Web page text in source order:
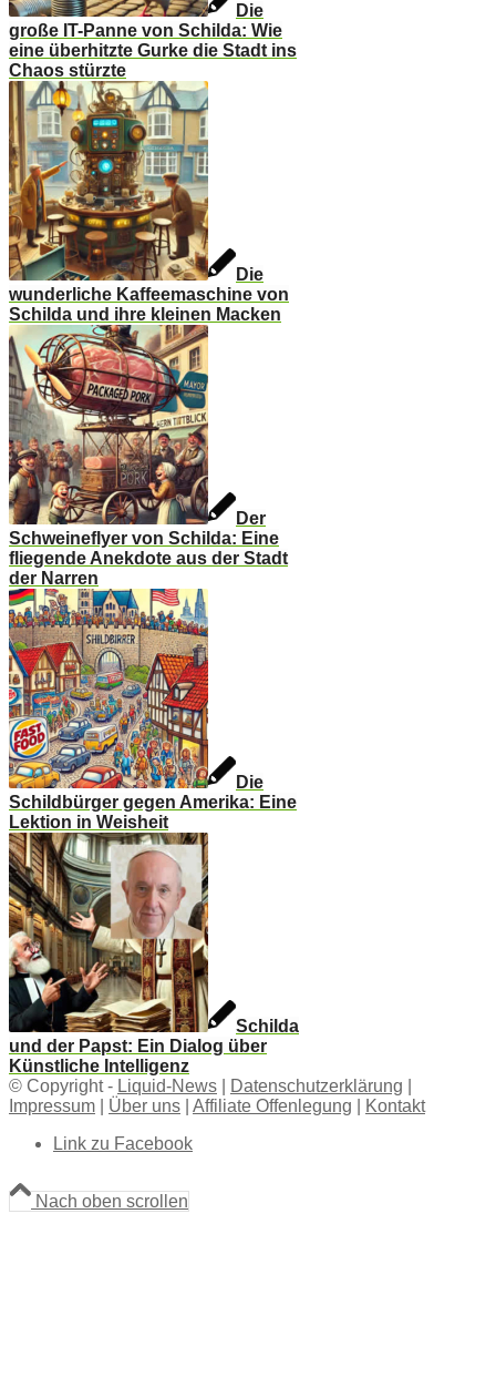
Die
große IT-Panne von Schilda: Wie
eine überhitzte Gurke die Stadt ins
Chaos stürzte
Die
wunderliche Kaffeemaschine von
Schilda und ihre kleinen Macken
Der
Schweineflyer von Schilda: Eine
fliegende Anekdote aus der Stadt
der Narren
Die
Schildbürger gegen Amerika: Eine
Lektion in Weisheit
Schilda
und der Papst: Ein Dialog über
Künstliche Intelligenz
© Copyright - Liquid-News Datenschutzerklärung
Impressum
Über uns Affiliate Offenlegung
Kontakt
Link zu Facebook
Nach oben scrollen